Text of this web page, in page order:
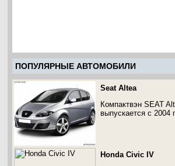
ПОПУЛЯРНЫЕ АВТОМОБИЛИ
Seat Altea
Компактвэн SEAT
выпускается с
Honda Civic IV